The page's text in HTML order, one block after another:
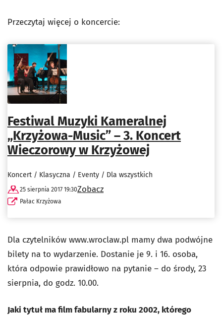
Przeczytaj więcej o koncercie:
Festiwal Muzyki Kameralnej
„Krzyżowa-Music” – 3. Koncert
Wieczorowy w Krzyżowej
Koncert / Klasyczna / Eventy / Dla wszystkich
25 sierpnia 2017 19:30
Pałac Krzyżowa
Zobacz
Dla czytelników www.wroclaw.pl mamy dwa podwójne
bilety na to wydarzenie. Dostanie je 9. i 16. osoba,
która odpowie prawidłowo na pytanie – do środy, 23
sierpnia, do godz. 10.00.
Jaki tytuł ma film fabularny z roku 2002, którego